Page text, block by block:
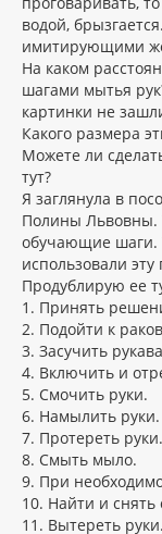
водой,
имитирующими
На каком
шагами мытья
картинки не
Какого размера
Можете ли
тут?
Я заглянула в
Полины Львовны.
обучающие шаги.
использовали
Продублирую ее
1. Принять
2. Подойти к
3. Засучить
4. Включить и
5. Смочить руки.
6. Намылить руки.
7. Протереть руки.
8. Смыть мыло.
9. При
10. Найти и снять
11. Вытереть руки.